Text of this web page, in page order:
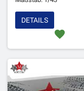
favorite
DETAILS